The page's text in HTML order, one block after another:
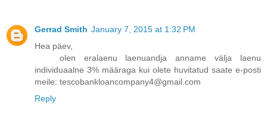
Gerrad Smith January 7, 2015 at 1:32 PM
Hea päev,
olen eralaenu laenuandja anname välja laenu
individuaalne 3% määraga kui olete huvitatud saate e-posti
meile: tescobankloancompany4@gmail.com
Reply